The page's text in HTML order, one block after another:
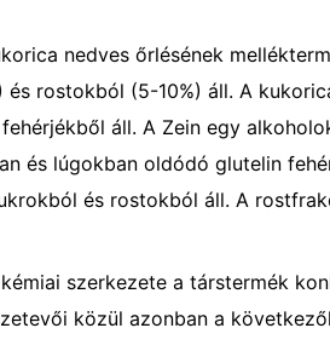
nedves őrlésének
és rostokból (5-10%) áll. A
áll. A Zein egy
és lúgokban oldódó glutelin
és rostokból áll. A
szerkezete a társtermék
közül azonban a